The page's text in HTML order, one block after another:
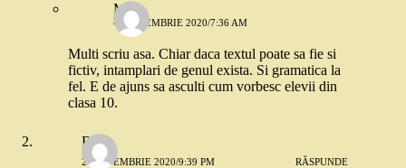
Man
4 SEPTEMBRIE 2020/7:36 AM
Multi scriu asa. Chiar daca textul poate sa fie si
fictiv, intamplari de genul exista. Si gramatica la
fel. E de ajuns sa asculti cum vorbesc elevii din
clasa 10.
Bibi
2 SEPTEMBRIE 2020/9:39 PM RĂSPUNDE